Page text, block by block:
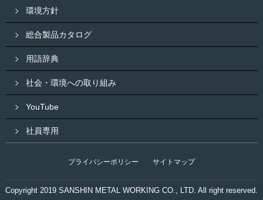
環境方針
総合製品カタログ
用語辞典
社会・環境への取り組み
YouTube
社員専用
プライバシーポリシー サイトマップ
Copyright 2019 SANSHIN METAL WORKING CO., LTD. All right reserved.